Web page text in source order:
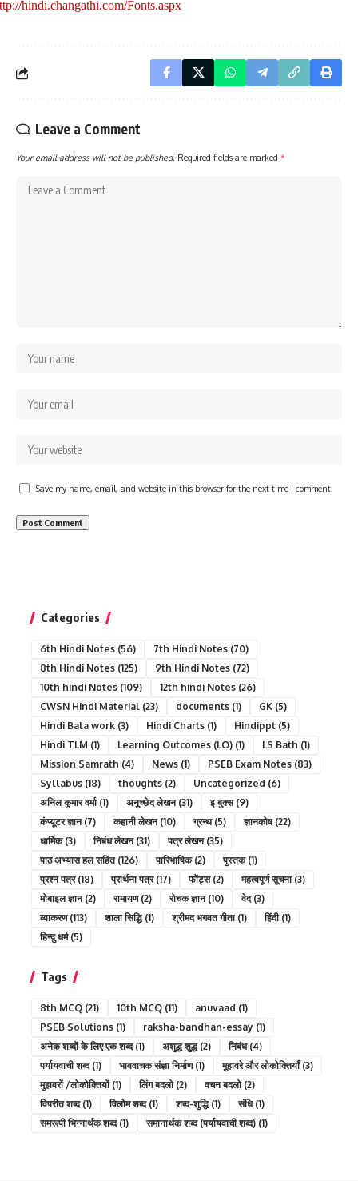
hindi.changathi.com/Fonts.aspx
Leave a Comment
Your email address will not be published. Required fields are marked *
Save my name, email, and website in this browser for the next time I comment.
Categories
6th Hindi Notes (56) 7th Hindi Notes (70)
8th Hindi Notes (125) 9th Hindi Notes (72)
10th hindi Notes (109) 12th hindi Notes (26)
CWSN Hindi Material (23) documents (1) GK (5)
Hindi Bala work (3) Hindi Charts (1) Hindippt (5)
Hindi TLM (1) Learning Outcomes (LO) (1) LS Bath (1)
Mission Samrath (4) News (1) PSEB Exam Notes (83)
Syllabus (18) thoughts (2) Uncategorized (6)
अनिल कुमार वर्मा(1) अनुच्छेद लेखन(31) इ बुक्स(9)
कंप्यूटर ज्ञान(7) कहानी लेखन(10) ग्रन्थ(5) ज्ञानकोष(22)
धार्मिक(3) निबंध लेखन(31) पत्र लेखन(35)
पाठ अभ्यास हल सहित(126) पारिभाषिक(2) पुस्तक(1)
प्रश्न पत्र(18) प्रार्थना पत्र(17) फोंट्स(2) महत्वपूर्ण सूचना(3)
मोबाइल ज्ञान(2) रामायण(2) रोचक ज्ञान(10) वेद(3)
व्याकरण(113) शाला सिद्धि(1) श्रीमद भगवत गीता(1) हिंदी(1)
हिन्दु धर्म(5)
Tags
8th MCQ (21) 10th MCQ (11) anuvaad (1)
PSEB Solutions (1) raksha-bandhan-essay (1)
अनेक शब्दों के लिए एक शब्द(1) अशुद्ध शुद्ध(2) निबंध(4)
पर्यायवाची शब्द(1) भाववाचक संज्ञा निर्माण(1) मुहावरे और लोकोक्तियाँ(3)
मुहावरों /लोकोक्तियों(1) लिंग बदलो(2) वचन बदलो(2)
विपरीत शब्द(1) विलोम शब्द(1) शब्द-शुद्धि(1) संधि(1)
समरूपी भिन्नार्थक शब्द(1) समानार्थक शब्द (पर्यायवाची शब्द) (1)